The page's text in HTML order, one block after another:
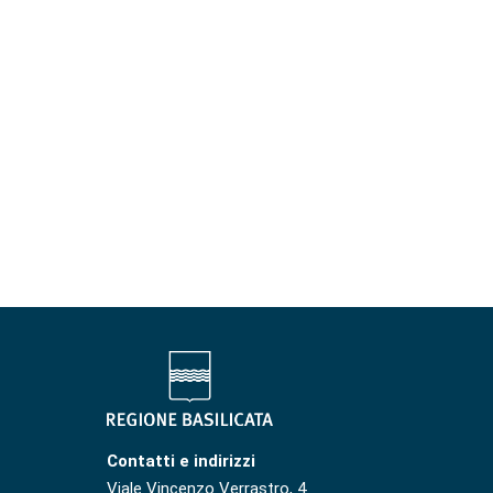
Contatti e indirizzi
Viale Vincenzo Verrastro, 4